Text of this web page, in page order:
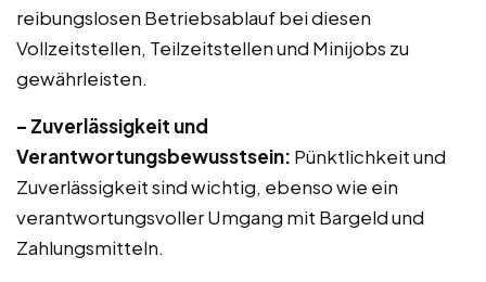
reibungslosen Betriebsablauf bei diesen
Vollzeitstellen, Teilzeitstellen und Minijobs zu
gewährleisten.
– Zuverlässigkeit und
Verantwortungsbewusstsein: Pünktlichkeit und
Zuverlässigkeit sind wichtig, ebenso wie ein
verantwortungsvoller Umgang mit Bargeld und
Zahlungsmitteln.